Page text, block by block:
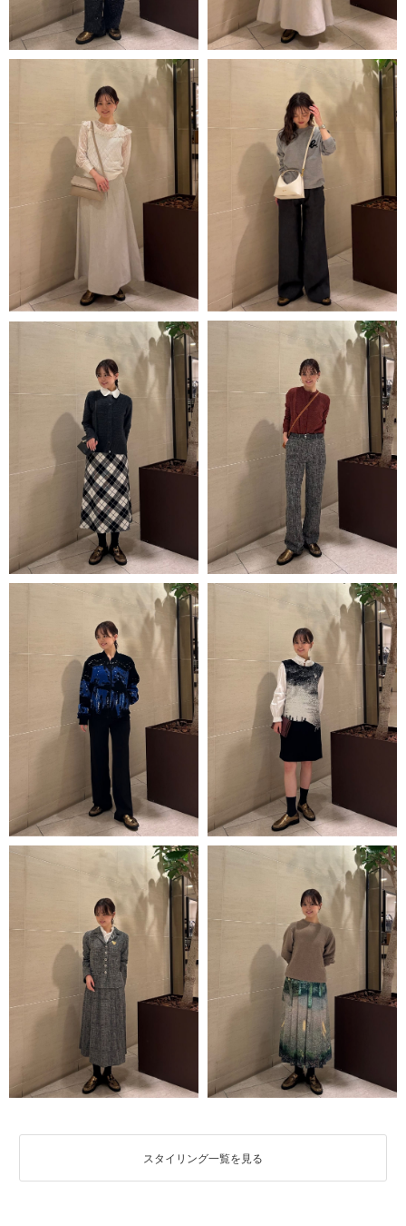
スタイリング一覧を見る